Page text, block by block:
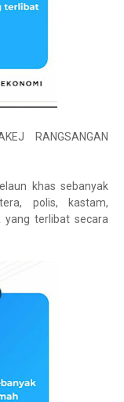
RANGSANGAN
khas sebanyak
polis, kastam,
yang terlibat secara